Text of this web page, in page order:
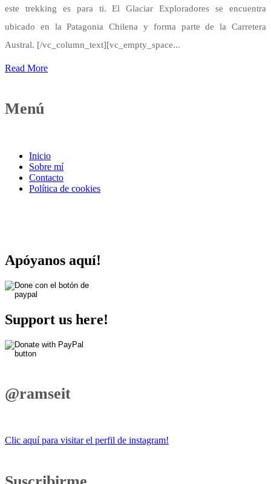
este trekking es para ti. El Glaciar Exploradores se encuentra
ubicado en la Patagonia Chilena y forma parte de la Carretera
Austral. [/vc_column_text][vc_empty_space...
Read More
Menú
Inicio
Sobre mí
Contacto
Política de cookies
Apóyanos aquí!
Support us here!
@ramseit
Clic aquí para visitar el perfil de instagram!